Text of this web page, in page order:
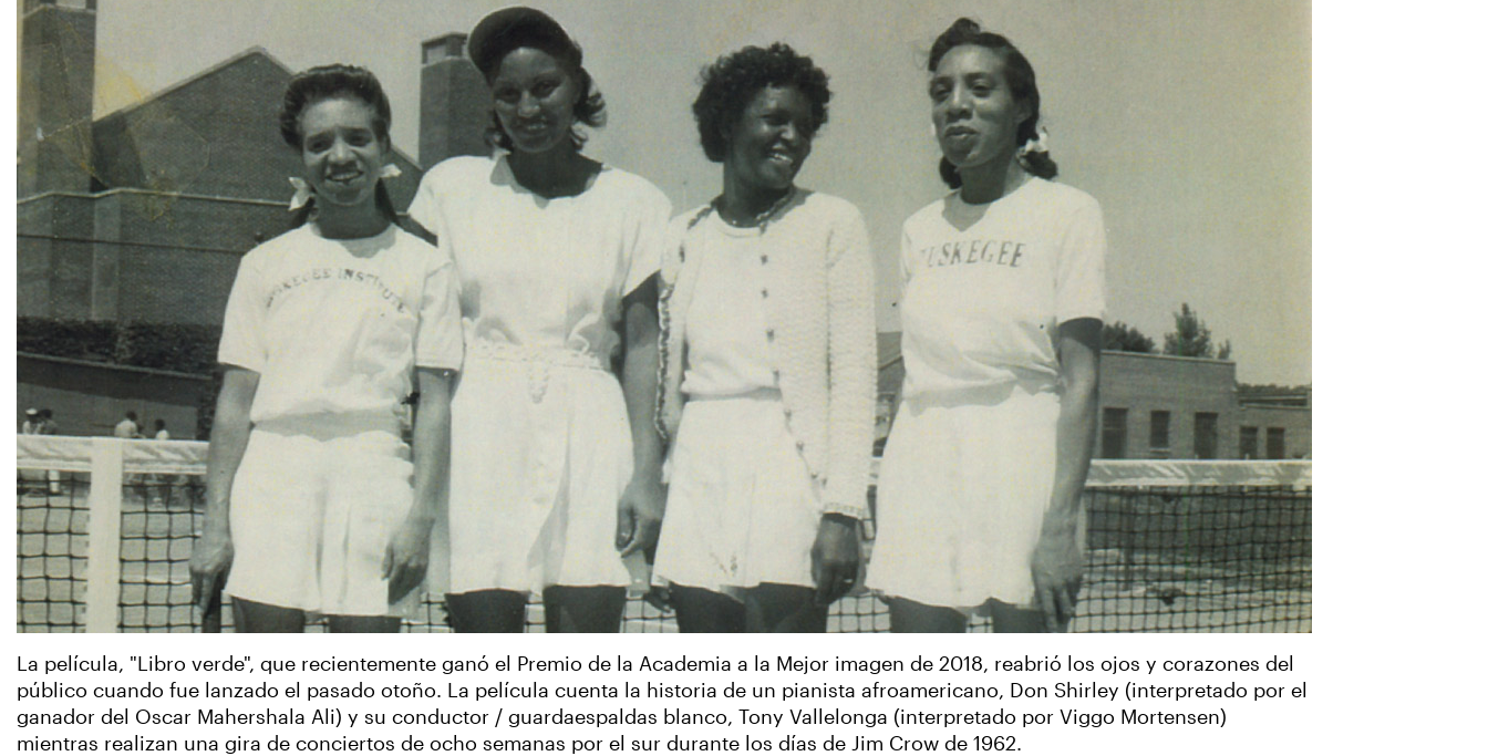
La película, "Libro verde", que recientemente ganó el Premio de la Academia a la Mejor imagen de 2018, reabrió los ojos y corazones del
público cuando fue lanzado el pasado otoño. La película cuenta la historia de un pianista afroamericano, Don Shirley (interpretado por el
ganador del Oscar Mahershala Ali) y su conductor / guardaespaldas blanco, Tony Vallelonga (interpretado por Viggo Mortensen)
mientras realizan una gira de conciertos de ocho semanas por el sur durante los días de Jim Crow de 1962.